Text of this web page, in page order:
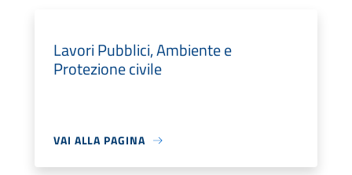
Lavori Pubblici, Ambiente e
Protezione civile
VAI ALLA PAGINA